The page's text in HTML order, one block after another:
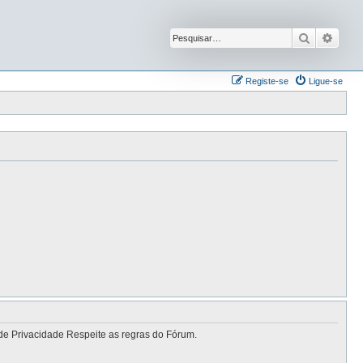
Pesquisar
Ligue-se
Registe-se
Privacidade Respeite as regras do Fórum.